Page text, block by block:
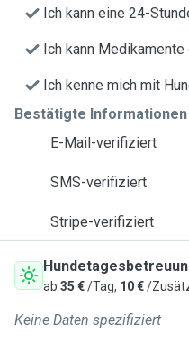
Ich kann eine 24-
Ich kann
Ich kenne mich mit
Bestätigte Informationen
E-Mail-verifiziert
SMS-verifiziert
Stripe-verifiziert
ab 35 €/Tag, 10 €/
Keine Daten spezifiziert